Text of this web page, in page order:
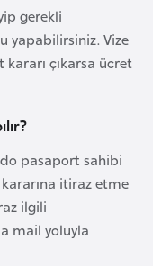
gerekli
yapabilirsiniz. Vize
çıkarsa ücret
pasaport sahibi
itiraz etme
ilgili
mail yoluyla